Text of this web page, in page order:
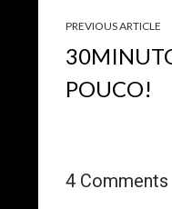
PREVIOUS ARTICLE
POUCO!
4 Comments